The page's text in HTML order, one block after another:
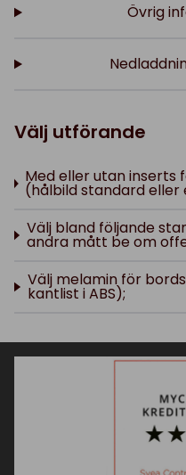
Övrig
Välj utförande
Med eller utan inserts
(hålbild standard
Välj bland följande
andra mått be om
Välj melamin för
kantlist i ABS);